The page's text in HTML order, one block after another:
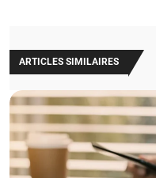
ARTICLES SIMILAIRES